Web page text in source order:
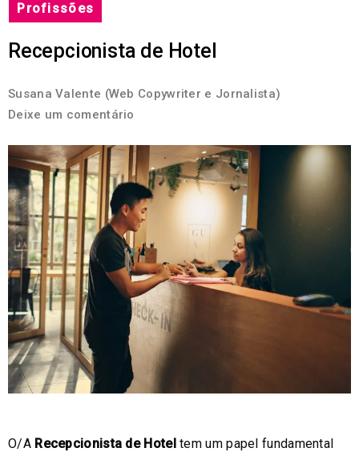
Profissões
Recepcionista de Hotel
Susana Valente (Web Copywriter e Jornalista)
Deixe um comentário
O/A Recepcionista de Hoteltem um papel fundamental